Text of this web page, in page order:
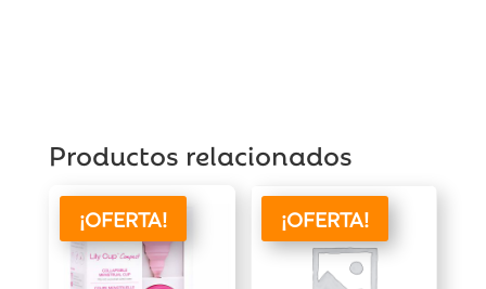
Productos relacionados
¡OFERTA! ¡OFERTA!